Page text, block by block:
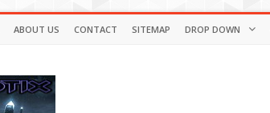
ABOUT US CONTACT SITEMAP DROP DOWN